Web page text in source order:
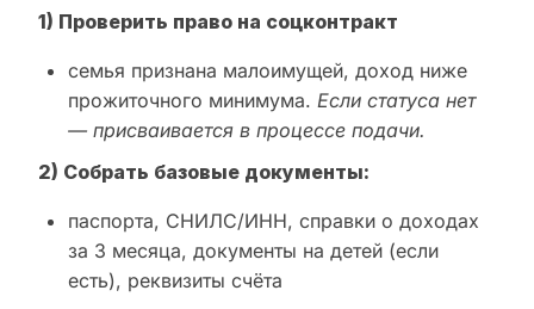
1) Проверить право на соцконтракт
семья признана малоимущей, доход ниже
прожиточного минимума. Если статуса нет
— присваивается в процессе подачи.
2) Собрать базовые документы:
паспорта, СНИЛС/ИНН, справки о доходах
за 3 месяца, документы на детей (если
есть), реквизиты счёта